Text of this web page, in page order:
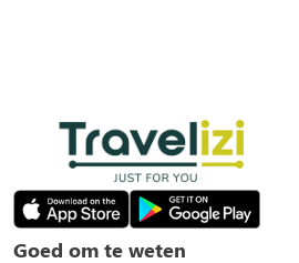
Goed om te weten